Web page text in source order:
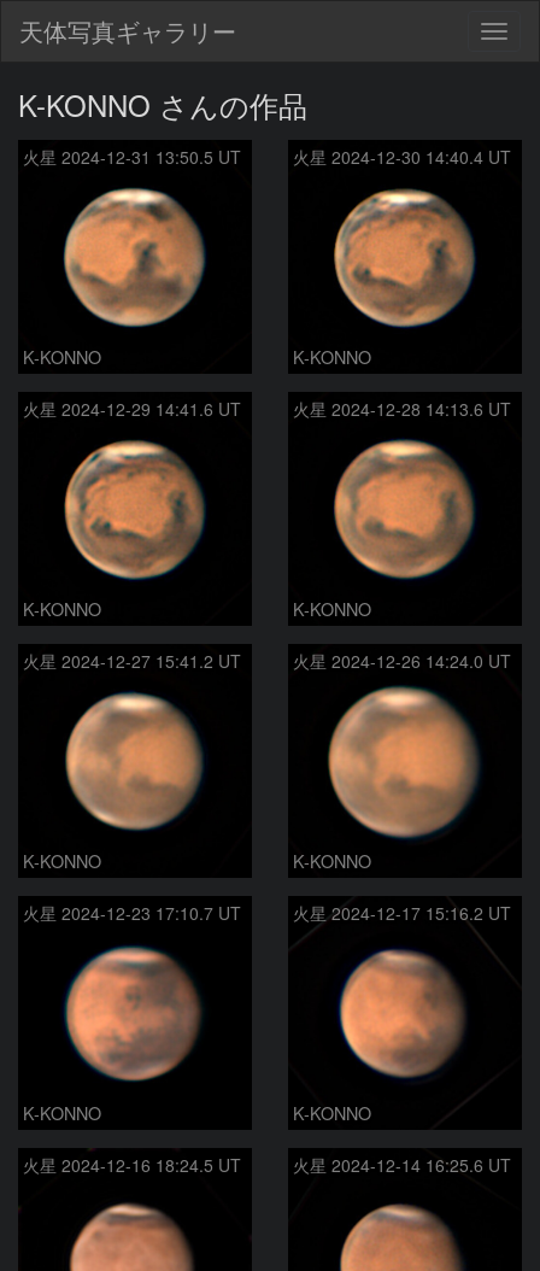
天体写真ギャラリー
K-KONNO さんの作品
火星 2024-12-31 13:50.5 UT
K-KONNO
火星 2024-12-30 14:40.4 UT
K-KONNO
火星 2024-12-29 14:41.6 UT
K-KONNO
火星 2024-12-28 14:13.6 UT
K-KONNO
火星 2024-12-27 15:41.2 UT
K-KONNO
火星 2024-12-26 14:24.0 UT
K-KONNO
火星 2024-12-23 17:10.7 UT
K-KONNO
火星 2024-12-17 15:16.2 UT
K-KONNO
火星 2024-12-16 18:24.5 UT 火星 2024-12-14 16:25.6 UT